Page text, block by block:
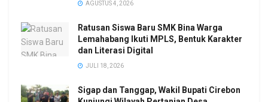
AGUSTUS 4, 2026
Ratusan Siswa Baru SMK Bina Warga
Lemahabang Ikuti MPLS, Bentuk Karakter
dan Literasi Digital
JULI 18, 2026
Sigap dan Tanggap, Wakil Bupati Cirebon